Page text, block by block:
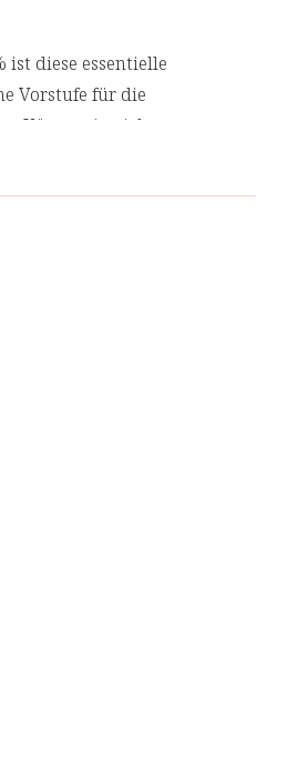
diese essentielle
Vorstufe für die
Körper sie nicht
bei Belastungen